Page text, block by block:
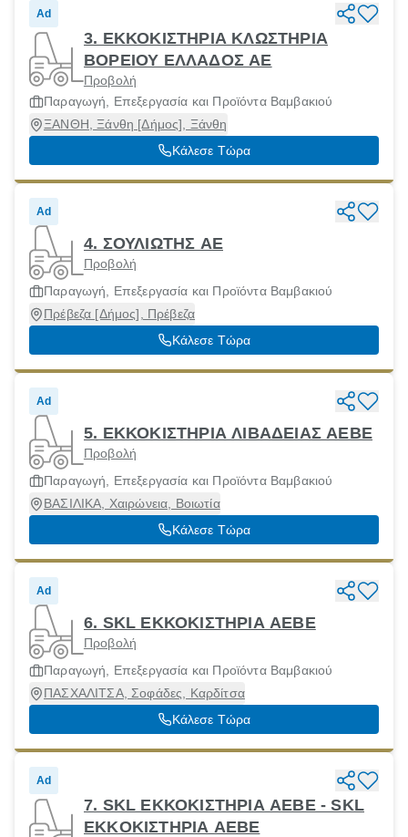
Ad
3. ΕΚΚΟΚΙΣΤΗΡΙΑ ΚΛΩΣΤΗΡΙΑ
ΒΟΡΕΙΟΥ ΕΛΛΑΔΟΣ ΑΕ
Προβολή
Παραγωγή, Επεξεργασία και Προϊόντα Βαμβακιού
ΞΑΝΘΗ, Ξάνθη [Δήμος], Ξάνθη
Κάλεσε Τώρα
Ad
4. ΣΟΥΛΙΩΤΗΣ ΑΕ
Προβολή
Παραγωγή, Επεξεργασία και Προϊόντα Βαμβακιού
Πρέβεζα [Δήμος], Πρέβεζα
Κάλεσε Τώρα
Ad
5. ΕΚΚΟΚΙΣΤΗΡΙΑ ΛΙΒΑΔΕΙΑΣ ΑΕΒΕ
Προβολή
Παραγωγή, Επεξεργασία και Προϊόντα Βαμβακιού
ΒΑΣΙΛΙΚΑ, Χαιρώνεια, Βοιωτία
Κάλεσε Τώρα
Ad
6. SKL ΕΚΚΟΚΙΣΤΗΡΙΑ ΑΕΒΕ
Προβολή
Παραγωγή, Επεξεργασία και Προϊόντα Βαμβακιού
ΠΑΣΧΑΛΙΤΣΑ, Σοφάδες, Καρδίτσα
Κάλεσε Τώρα
Ad
7. SKL ΕΚΚΟΚΙΣΤΗΡΙΑ ΑΕΒΕ - SKL
EKKOKIΣΤΗΡΙΑ ΑΕΒΕ